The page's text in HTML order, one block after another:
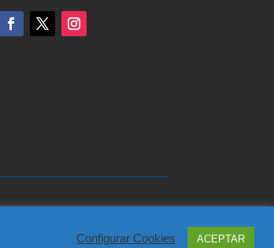
Configurar Cookies ACEPTAR